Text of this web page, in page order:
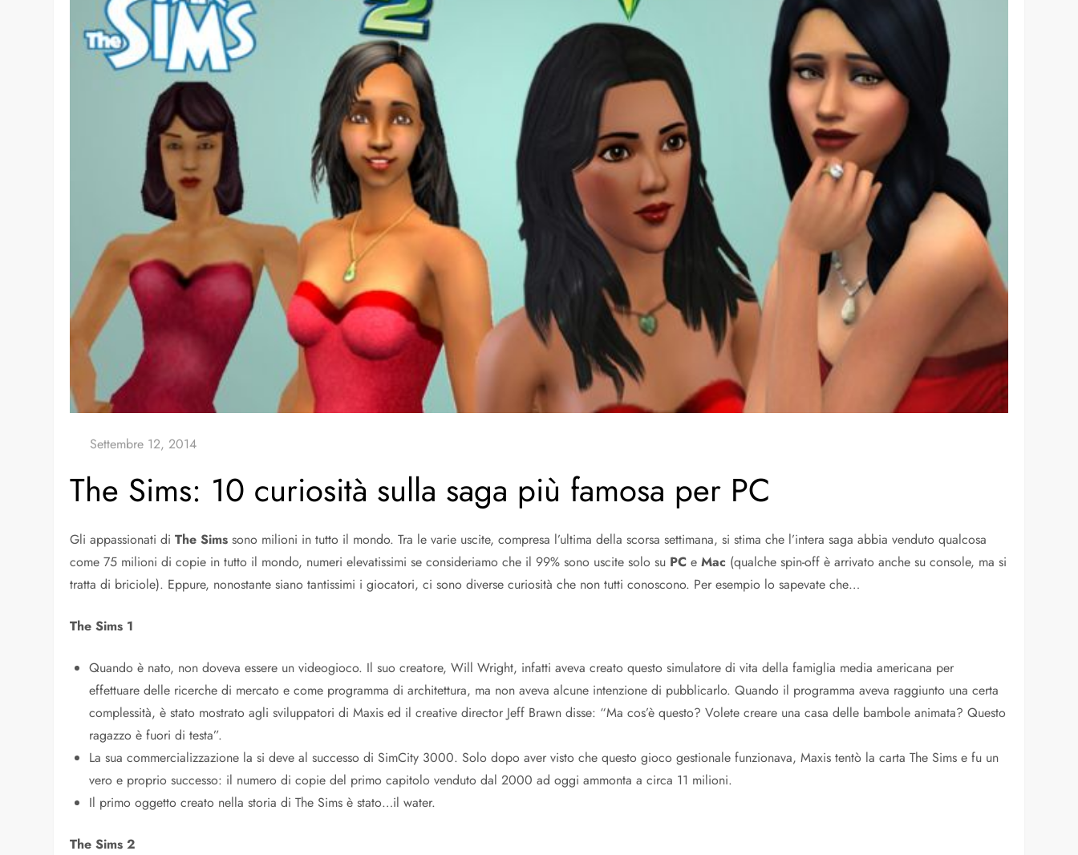
The Sims: 10 curiosità sulla saga più famosa per PC
Gli appassionati diThe Sims sono milioni in tutto il mondo. Tra le varie uscite, compresa l’ultima della scorsa settimana, si stima che l’intera saga abbia venduto qualcosa
come 75 milioni di copie in tutto il mondo, numeri elevatissimi se consideriamo che il 99% sono uscite solo su PC eMac (qualche spin-off è arrivato anche su console, ma si
tratta di briciole). Eppure, nonostante siano tantissimi i giocatori, ci sono diverse curiosità che non tutti conoscono. Per esempio lo sapevate che…
The Sims 1
Quando è nato, non doveva essere un videogioco. Il suo creatore, Will Wright, infatti aveva creato questo simulatore di vita della famiglia media americana per
effettuare delle ricerche di mercato e come programma di architettura, ma non aveva alcune intenzione di pubblicarlo. Quando il programma aveva raggiunto una certa
complessità, è stato mostrato agli sviluppatori di Maxis ed il creative director Jeff Brawn disse: “Ma cos’è questo? Volete creare una casa delle bambole animata? Questo
ragazzo è fuori di testa”.
La sua commercializzazione la si deve al successo di SimCity 3000. Solo dopo aver visto che questo gioco gestionale funzionava, Maxis tentò la carta The Sims e fu un
vero e proprio successo: il numero di copie del primo capitolo venduto dal 2000 ad oggi ammonta a circa 11 milioni.
Il primo oggetto creato nella storia di The Sims è stato…il water.
The Sims 2